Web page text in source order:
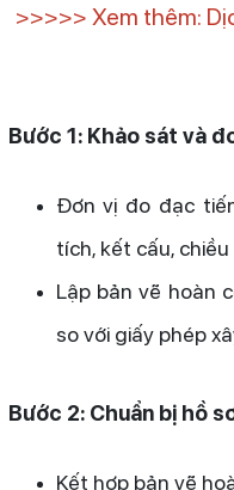
>>>>> Xem thêm:
Bước 1: Khảo sát và
Đơn vị đo đạc
tích, kết cấu,
Lập bản vẽ hoàn
so với giấy phép
Bước 2: Chuẩn bị hồ
Kết hợp bản vẽ